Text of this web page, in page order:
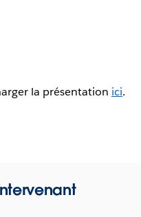
la présentation ici.